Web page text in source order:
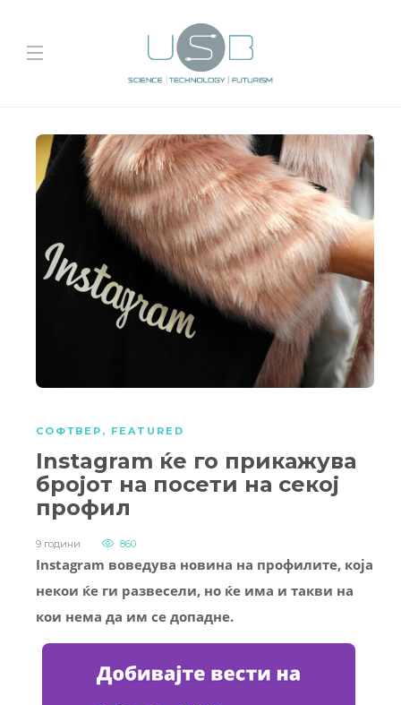
СОФТВЕР , FEATURED
Instagram ќе го прикажува
бројот на посети на секој
профил
9 години 860
Instagram воведува новина на профилите, која
некои ќе ги развесели, но ќе има и такви на
кои нема да им се допадне.